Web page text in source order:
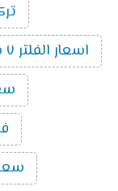
اسعار الفلتر ٧ مراحل